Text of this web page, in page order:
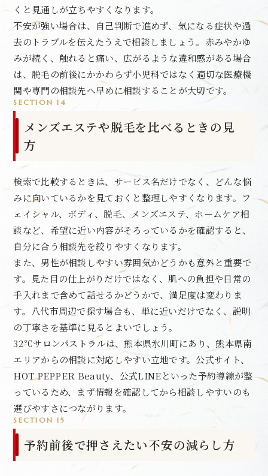
くと見通しが立ちやすくなります。
不安が強い場合は、自己判断で進めず、気になる症状や過
去のトラブルを伝えたうえで相談しましょう。赤みやかゆ
みが続く、触れると痛い、広がるような違和感がある場合
は、脱毛の前後にかかわらず小児科ではなく適切な医療機
関や専門の相談先へ早めに相談することが大切です。
SECTION 14
メンズエステや脱毛を比べるときの見
方
検索で比較するときは、サービス名だけでなく、どんな悩
みに向いているかを見ておくと整理しやすくなります。フ
ェイシャル、ボディ、脱毛、メンズエステ、ホームケア相
談など、希望に近い内容がそろっているかを確認すると、
自分に合う相談先を絞りやすくなります。
また、男性が相談しやすい雰囲気かどうかも意外と重要で
す。見た目の仕上がりだけではなく、肌への負担や日常の
手入れまで含めて話せるかどうかで、満足度は変わりま
す。八代市周辺で探す場合も、単に近いだけでなく、説明
の丁寧さを基準に見るとよいでしょう。
32℃サロンパストラルは、熊本県氷川町にあり、熊本県南
エリアからの相談に対応しやすい立地です。公式サイト、
HOT PEPPER Beauty、公式LINEといった予約導線が整
っているため、まず情報を確認してから相談しやすいのも
選びやすさにつながります。
SECTION 15
予約前後で押さえたい不安の減らし方